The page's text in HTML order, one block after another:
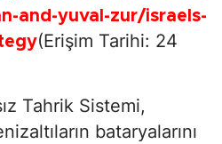
and-yuval-zur/israels-
(Erişim Tarihi: 24
Tahrik Sistemi,
bataryalarını